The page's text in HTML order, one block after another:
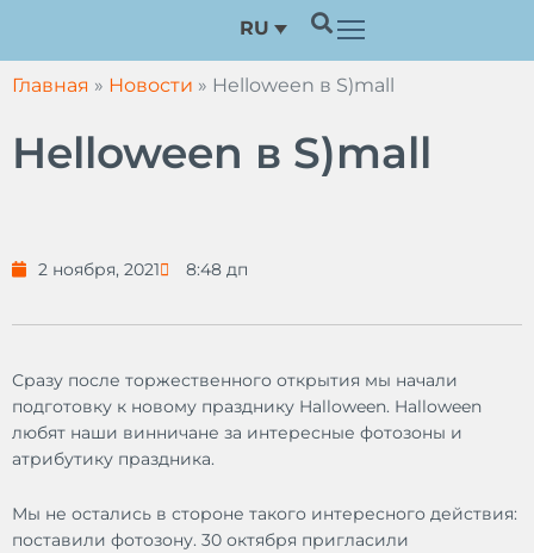
содержимому
RU
Главная » Новости » Helloween в S)mall
Helloween в S)mall
2 ноября, 2021 8:48 дп
Сразу после торжественного открытия мы начали
подготовку к новому празднику Halloween. Halloween
любят наши винничане за интересные фотозоны и
атрибутику праздника.
Мы не остались в стороне такого интересного действия:
поставили фотозону. 30 октября пригласили